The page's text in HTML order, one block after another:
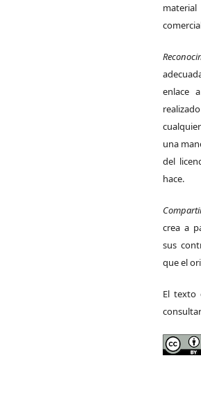
enlace
una
del
hace.
crea a
sus
que el
El texto